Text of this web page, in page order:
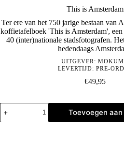
This is Amsterdam
Ter ere van het 750 jarige bestaan van
koffietafelboek 'This is Amsterdam',
40 (inter)nationale stadsfotografen.
hedendaags
UITGEVER:
LEVERTIJD: PRE-
€49,95
This
is
Amsterdam
Toevoegen